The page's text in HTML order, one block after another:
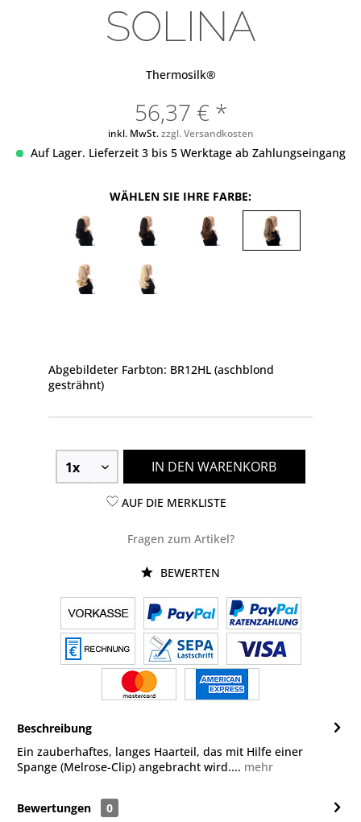
SOLINA
Thermosilk®
56,37 € *
inkl. MwSt.zzgl. Versandkosten
Auf Lager. Lieferzeit 3 bis 5 Werktage ab Zahlungseingang
WÄHLEN SIE IHRE FARBE:
Abgebildeter Farbton: BR12HL (aschblond
gesträhnt)
IN DEN WARENKORB
AUF DIE MERKLISTE
Fragen zum Artikel?
BEWERTEN
Beschreibung
Ein zauberhaftes, langes Haarteil, das mit Hilfe einer
Spange (Melrose-Clip) angebracht wird.... mehr
Bewertungen
0